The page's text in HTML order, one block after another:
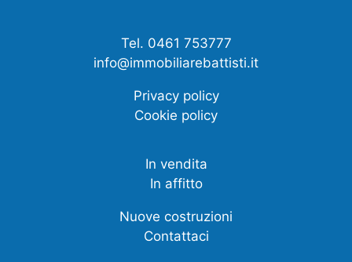
Tel. 0461 753777
info@immobiliarebattisti.it
Privacy policy
Cookie policy
In vendita
In affitto
Nuove costruzioni
Contattaci